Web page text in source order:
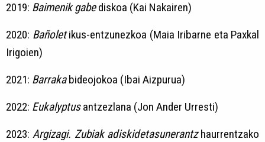
2019: Baimenik gabediskoa (Kai Nakairen)
2020: Bañoletikus-entzunezkoa (Maia Iribarne eta Paxkal
Irigoien)
2021: Barrakabideojokoa (Ibai Aizpurua)
2022: Eukalyptusantzezlana (Jon Ander Urresti)
2023:Argizagi. Zubiak adiskidetasunerantzhaurrentzako